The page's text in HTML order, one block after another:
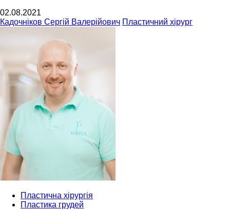
02.08.2021
Кадочніков Сергій Валерійович Пластичний хірург
Пластична хірургія
Пластика грудей